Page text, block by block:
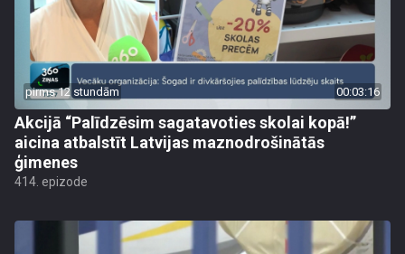
pirms 12 stundām 00:03:16
Akcijā “Palīdzēsim sagatavoties skolai kopā!”
aicina atbalstīt Latvijas maznodrošinātās
ģimenes
414. epizode